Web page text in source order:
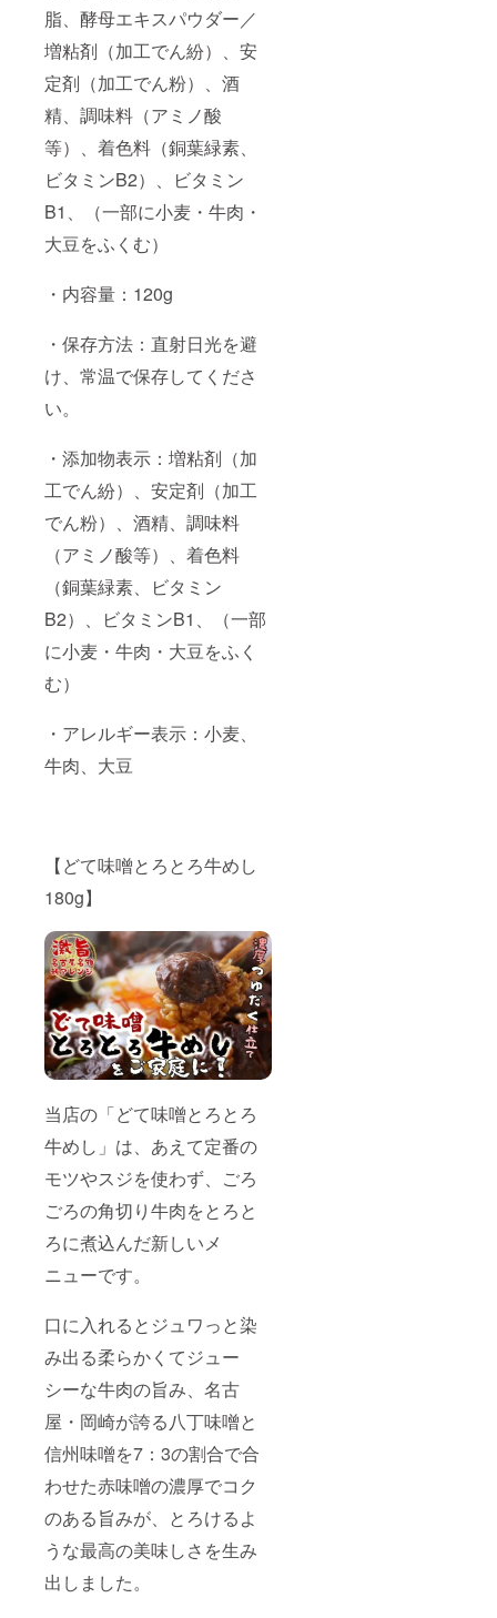
脂、酵母エキスパウダー／
増粘剤（加工でん紛）、安
定剤（加工でん粉）、酒
精、調味料（アミノ酸
等）、着色料（銅葉緑素、
ビタミンB2）、ビタミン
B1、（一部に小麦・牛肉・
大豆をふくむ）
・内容量：120g
・保存方法：直射日光を避
け、常温で保存してくださ
い。
・添加物表示：増粘剤（加
工でん紛）、安定剤（加工
でん粉）、酒精、調味料
（アミノ酸等）、着色料
（銅葉緑素、ビタミン
B2）、ビタミンB1、（一部
に小麦・牛肉・大豆をふく
む）
・アレルギー表示：小麦、
牛肉、大豆
【どて味噌とろとろ牛めし
180g】
当店の「どて味噌とろとろ
牛めし」は、あえて定番の
モツやスジを使わず、ごろ
ごろの角切り牛肉をとろと
ろに煮込んだ新しいメ
ニューです。
口に入れるとジュワっと染
み出る柔らかくてジュー
シーな牛肉の旨み、名古
屋・岡崎が誇る八丁味噌と
信州味噌を7：3の割合で合
わせた赤味噌の濃厚でコク
のある旨みが、とろけるよ
うな最高の美味しさを生み
出しました。